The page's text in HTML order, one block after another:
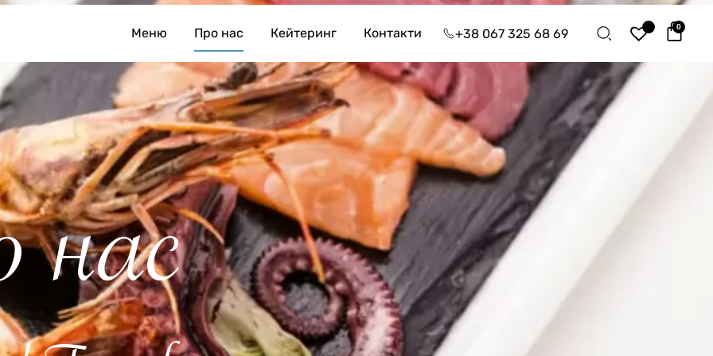
Меню Про нас Кейтеринг Контакти +38 067 325 68 69 0